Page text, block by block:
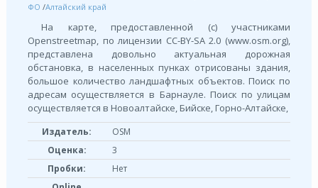
ФО /Алтайский край
На карте, предоставленной (с) участниками
Openstreetmap, по лицензии СС-BY-SA 2.0 (www.osm.org),
представлена довольно актуальная дорожная
обстановка, в населенных пунках отрисованы здания,
большое количество ландшафтных объектов. Поиск по
адресам осуществляется в Барнауле. Поиск по улицам
осуществляется в Новоалтайске, Бийске, Горно-Алтайске,
Издатель:
OSM
Оценка:
3
Пробки:
Нет